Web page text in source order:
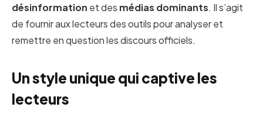
désinformation et des médias dominants. Il s’agit
de fournir aux lecteurs des outils pour analyser et
remettre en question les discours officiels.
Un style unique qui captive les
lecteurs